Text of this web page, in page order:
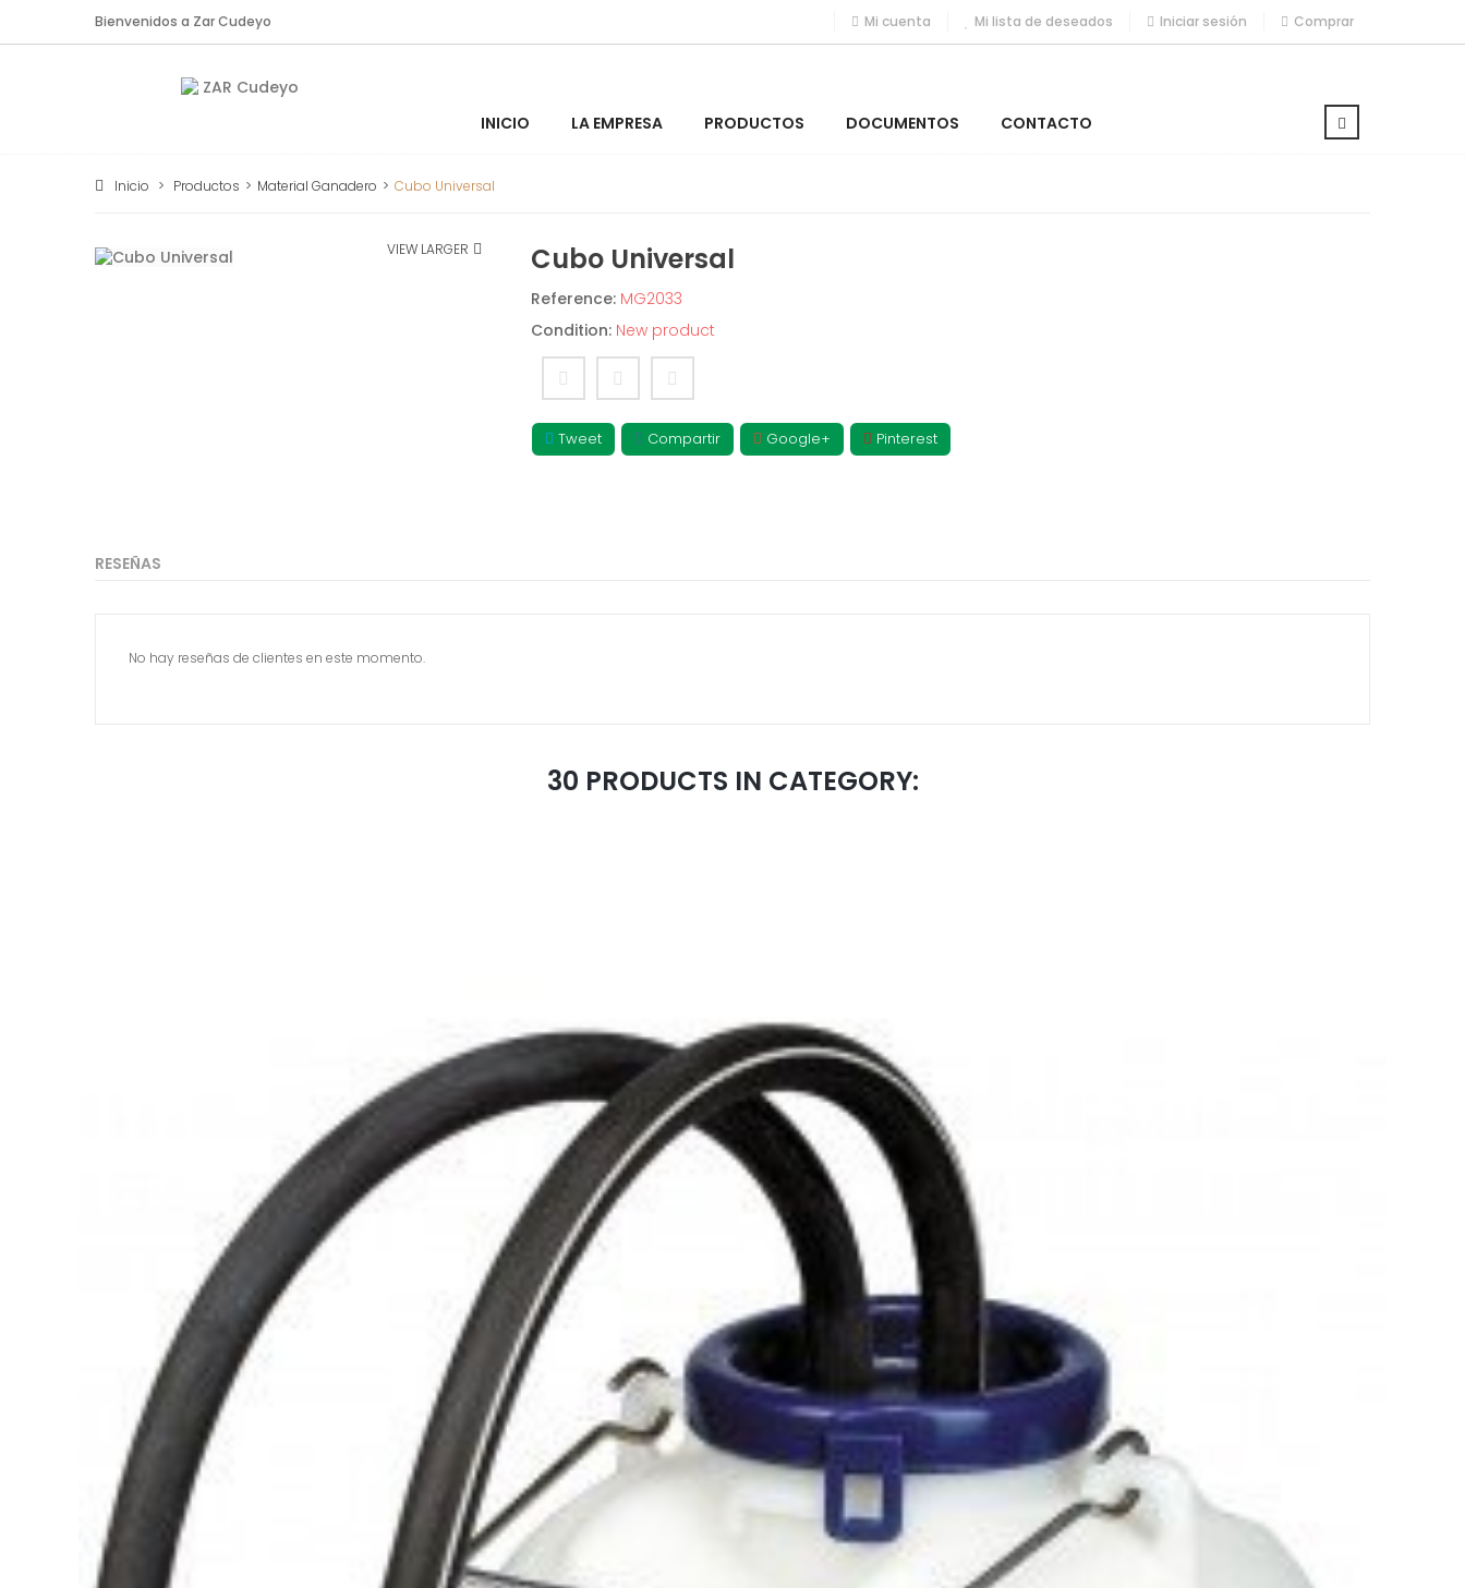
Mi cuenta Mi lista de deseados Comprar
Iniciar sesión
Bienvenidos a Zar Cudeyo
INICIO LA EMPRESA PRODUCTOS DOCUMENTOS CONTACTO
Inicio > Productos > Material Ganadero > Cubo Universal
VIEW LARGER Cubo Universal
Reference: MG2033
Condition: New product
Tweet Compartir Google+ Pinterest
RESEÑAS
No hay reseñas de clientes en este momento.
30 PRODUCTS IN CATEGORY: